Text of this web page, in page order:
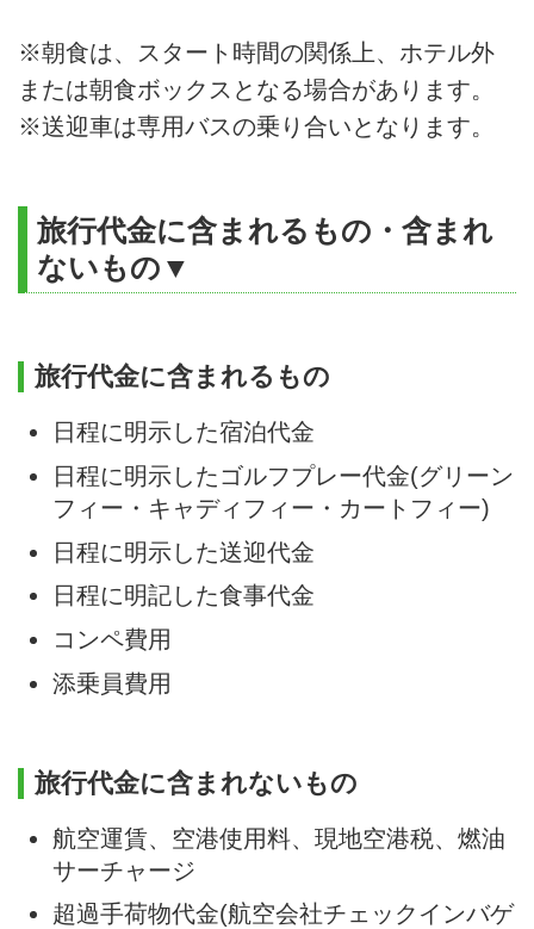
※朝食は、スタート時間の関係上、ホテル外
または朝食ボックスとなる場合があります。
※送迎車は専用バスの乗り合いとなります。
旅行代金に含まれるもの・含まれ
ないもの▼
旅行代金に含まれるもの
日程に明示した宿泊代金
日程に明示したゴルフプレー代金(グリーン
フィー・キャディフィー・カートフィー)
日程に明示した送迎代金
日程に明記した食事代金
コンペ費用
添乗員費用
旅行代金に含まれないもの
航空運賃、空港使用料、現地空港税、燃油
サーチャージ
超過手荷物代金(航空会社チェックインバゲ